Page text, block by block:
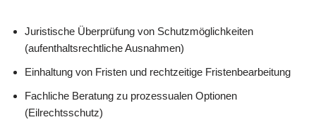
Juristische Überprüfung von Schutzmöglichkeiten
(aufenthaltsrechtliche Ausnahmen)
Einhaltung von Fristen und rechtzeitige Fristenbearbeitung
Fachliche Beratung zu prozessualen Optionen
(Eilrechtsschutz)